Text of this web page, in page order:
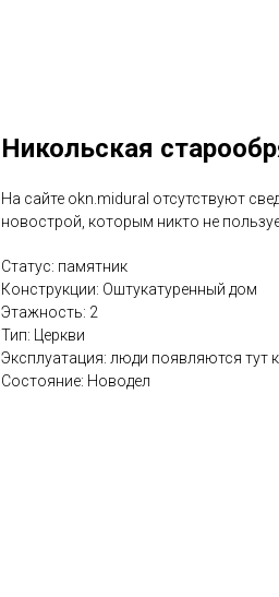
Никольская
На сайте okn.midural отсутствуют
новострой, которым никто не
Статус: памятник
Конструкции: Оштукатуренный дом
Этажность: 2
Тип: Церкви
Эксплуатация: люди появляются тут
Состояние: Новодел